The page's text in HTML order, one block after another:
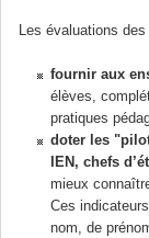
Les évaluations
fournir aux
élèves,
pratiques
doter les
IEN, chefs
mieux
Ces
nom, de